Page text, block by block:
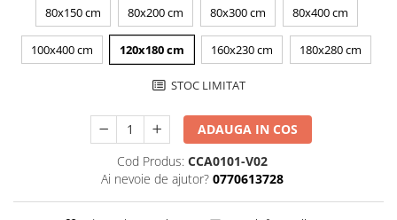
80x150 cm 80x200 cm 80x300 cm 80x400 cm
100x400 cm 120x180 cm 160x230 cm 180x280 cm
STOC LIMITAT
ADAUGA IN COS
Cod Produs: CCA0101-V02
Ai nevoie de ajutor? 0770613728